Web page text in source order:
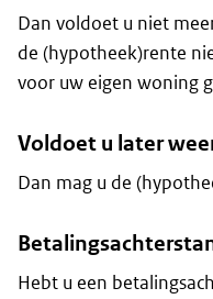
Dan voldoet u niet
de (hypotheek)rente
voor uw eigen woning
Voldoet u later
Dan mag u de
Hebt u een